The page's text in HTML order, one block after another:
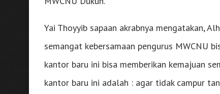
Yai Thoyyib sapaan akrabnya mengatakan,
semangat kebersamaan pengurus MWCNU
kantor baru ini bisa memberikan kemajuan
kantor baru ini adalah : agar tidak campur